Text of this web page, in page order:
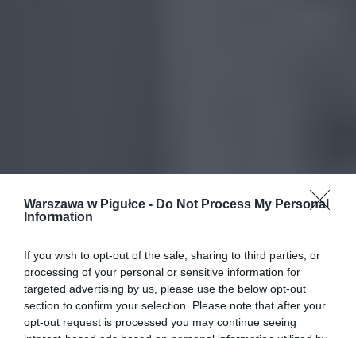
Warszawa w Pigułce - Do Not Process My Personal
Information
If you wish to opt-out of the sale, sharing to third parties, or
processing of your personal or sensitive information for
targeted advertising by us, please use the below opt-out
section to confirm your selection. Please note that after your
opt-out request is processed you may continue seeing